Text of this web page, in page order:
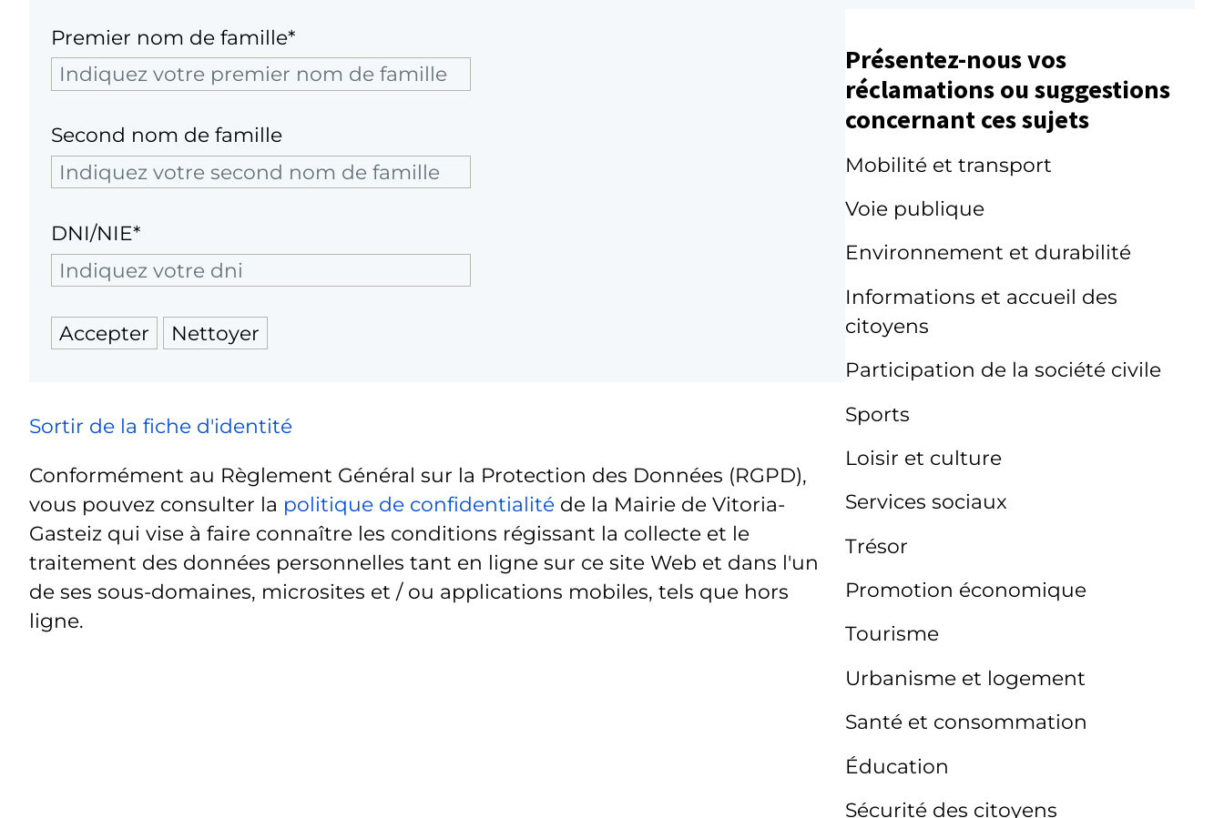
Premier nom de famille*
Second nom de famille
DNI/NIE*
Sortir de la fiche d'identité
Conformément au Règlement Général sur la Protection des Données (RGPD),
vous pouvez consulter la politique de confidentialité de la Mairie de Vitoria-
Gasteiz qui vise à faire connaître les conditions régissant la collecte et le
traitement des données personnelles tant en ligne sur ce site Web et dans l'un
de ses sous-domaines, microsites et / ou applications mobiles, tels que hors
ligne.
Présentez-nous vos
réclamations ou suggestions
concernant ces sujets
Mobilité et transport
Voie publique
Environnement et durabilité
Informations et accueil des
citoyens
Participation de la société civile
Sports
Loisir et culture
Services sociaux
Trésor
Promotion économique
Tourisme
Urbanisme et logement
Santé et consommation
Éducation
Sécurité des citoyens